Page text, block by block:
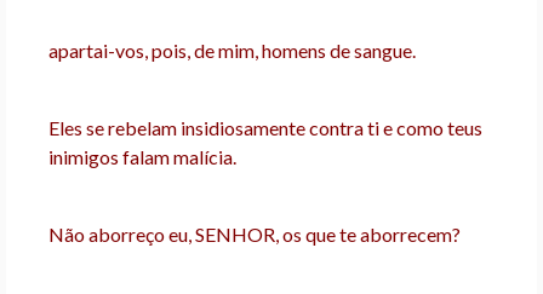
apartai-vos, pois, de mim, homens de sangue.
Eles se rebelam insidiosamente contra ti e como teus
inimigos falam malícia.
Não aborreço eu, SENHOR, os que te aborrecem?